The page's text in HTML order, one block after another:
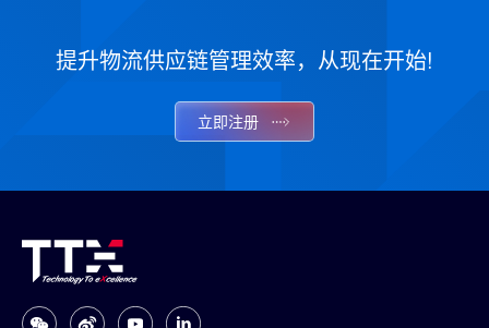
提升物流供应链管理效率，从现在开始!
立即注册